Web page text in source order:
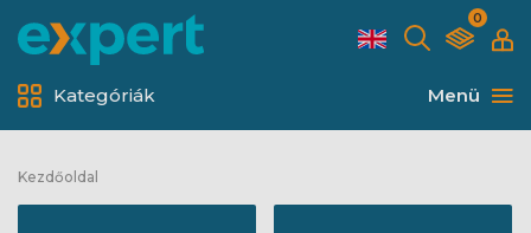
0
Menü
Kategóriák
Kezdőoldal